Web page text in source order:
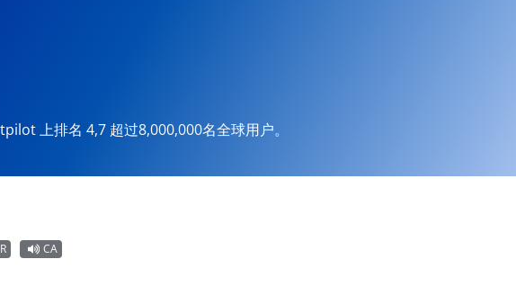
上排名 4,7 超过8,000,000名全球用户。
CA